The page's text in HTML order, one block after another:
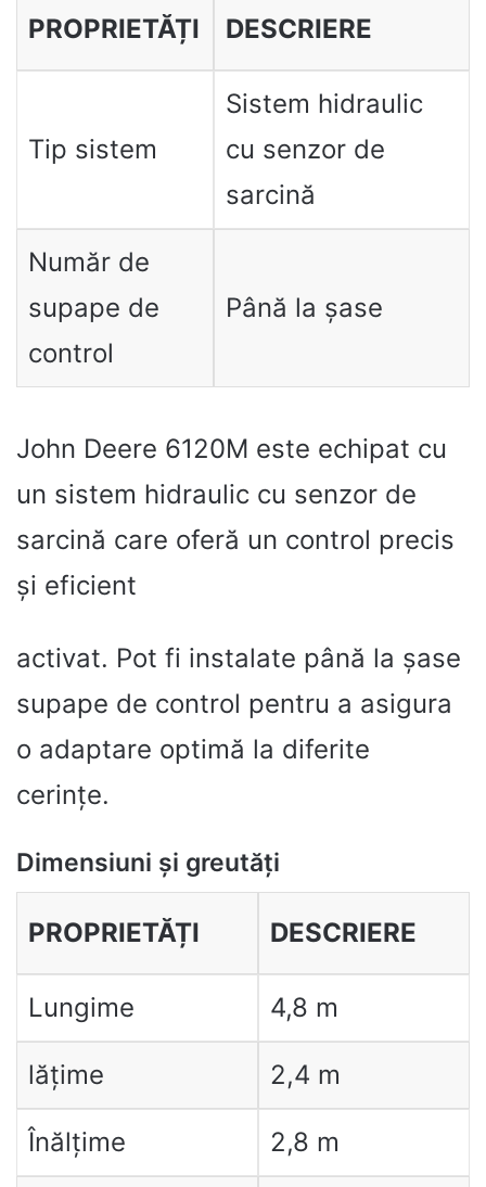
PROPRIETĂȚI DESCRIERE
Tip sistem
Sistem hidraulic
cu senzor de
sarcină
Număr de
supape de
control
Până la șase
John Deere 6120M este echipat cu
un sistem hidraulic cu senzor de
sarcină care oferă un control precis
și eficient
activat. Pot fi instalate până la șase
supape de control pentru a asigura
o adaptare optimă la diferite
cerințe.
Dimensiuni și greutăți
PROPRIETĂȚI DESCRIERE
Lungime 4,8 m
lățime 2,4 m
Înălțime 2,8 m